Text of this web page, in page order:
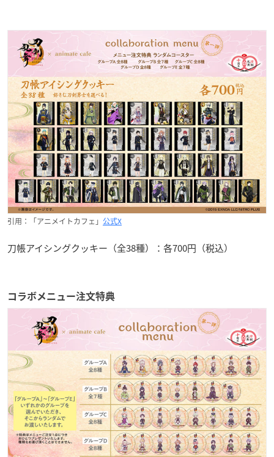
引用：「アニメイトカフェ」 公式X
刀帳アイシングクッキー（全38種）：各700円（税込）
コラボメニュー注文特典